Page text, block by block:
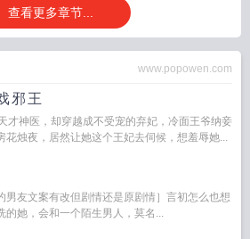
查看更多章节...
www.popowen.com
邪王
才神医，却穿越成不受宠的弃妃，冷面王爷纳妾
花烛夜，居然让她这个王妃去伺候，想羞辱她...
男友文案有改但剧情还是原剧情］言初怎么也想
的她，会和一个陌生男人，莫名...